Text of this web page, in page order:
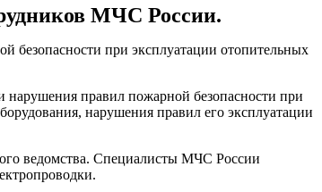
МЧС России.
безопасности при эксплуатации отопительных
нарушения правил пожарной безопасности при
нарушения правил его эксплуатации
ведомства. Специалисты МЧС России